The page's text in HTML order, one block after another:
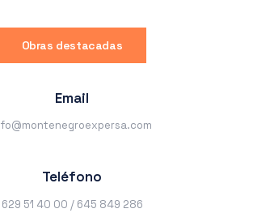
Obras destacadas
Email
Teléfono
629 51 40 00 / 645 849 286